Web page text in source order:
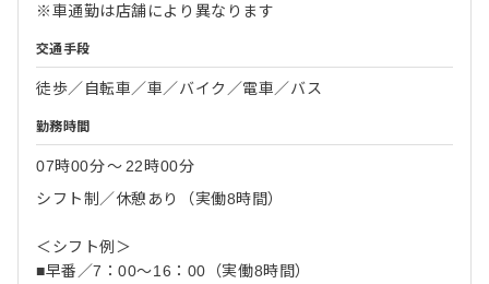
※車通勤は店舗により異なります
交通手段
徒歩／自転車／車／バイク／電車／バス
勤務時間
07時00分〜 22時00分
シフト制／休憩あり（実働8時間）
＜シフト例＞
■早番／7：00～16：00（実働8時間）